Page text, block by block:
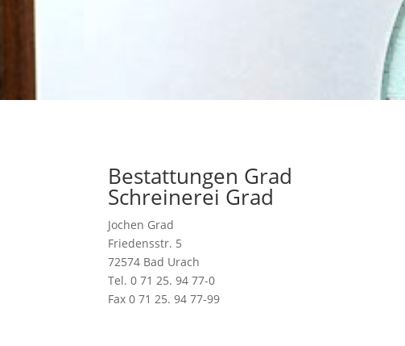
Bestattungen Grad
Schreinerei Grad
Jochen Grad
Friedensstr. 5
72574 Bad Urach
Tel. 0 71 25. 94 77-0
Fax 0 71 25. 94 77-99